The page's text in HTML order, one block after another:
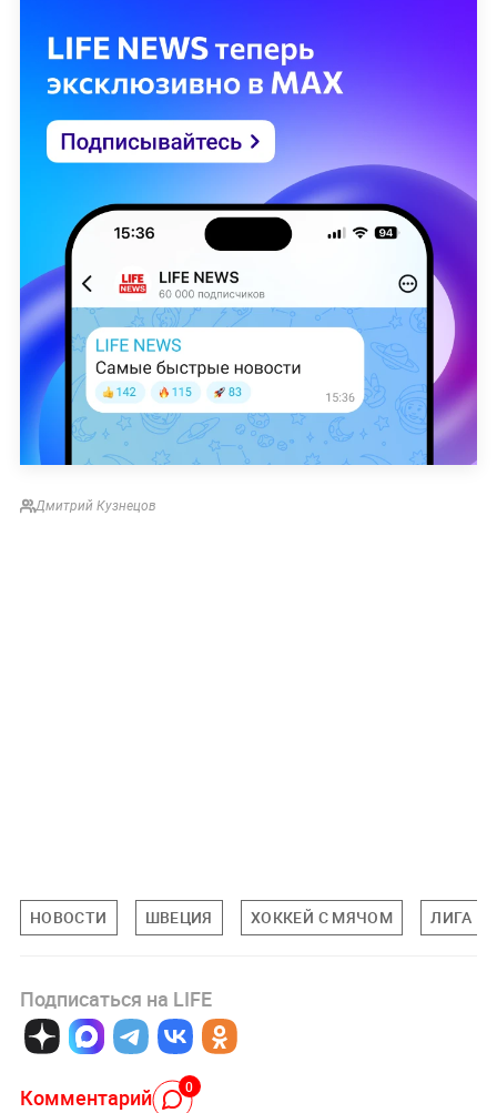
Дмитрий Кузнецов
НОВОСТИ ШВЕЦИЯ ХОККЕЙ С МЯЧОМ ЛИГА
Подписаться на LIFE
Комментарий 0